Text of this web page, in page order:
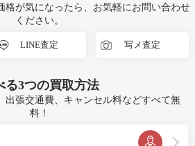
格が気になったら、お気軽にお問い合わせ
ください。
LINE査定 写メ査定
る3つの買取方法
出張交通費、キャンセル料などすべて無
料！